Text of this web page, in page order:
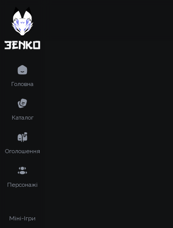
Головна
Каталог
Оголошення
Персонажі
Міні-Ігри